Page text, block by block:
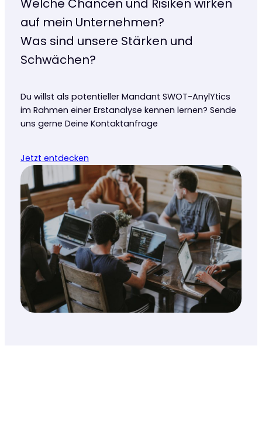
Welche Chancen und Risiken wirken
auf mein Unternehmen?
Was sind unsere Stärken und
Schwächen?
Du willst als potentieller Mandant SWOT-AnylYtics
im Rahmen einer Erstanalyse kennen lernen? Sende
uns gerne Deine Kontaktanfrage
Jetzt entdecken